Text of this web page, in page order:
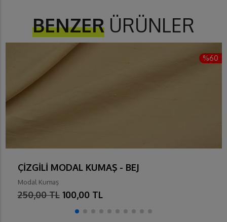
BENZER ÜRÜNLER
%60
ÇİZGİLİ MODAL KUMAŞ - BEJ
Modal Kumaş
250,00 TL 100,00 TL